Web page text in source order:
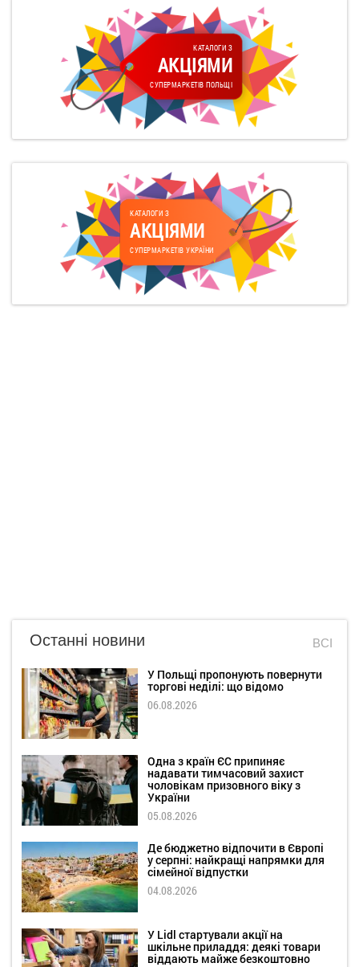
КАТАЛОГИ З
АКЦІЯМИ
СУПЕРМАРКЕТІВ ПОЛЬЩІ
КАТАЛОГИ З
АКЦІЯМИ
СУПЕРМАРКЕТІВ УКРАЇНИ
Останні новини ВСІ
У Польщі пропонують повернути
торгові неділі: що відомо
06.08.2026
Одна з країн ЄС припиняє
надавати тимчасовий захист
чоловікам призовного віку з
України
05.08.2026
Де бюджетно відпочити в Європі
у серпні: найкращі напрямки для
сімейної відпустки
04.08.2026
У Lidl стартували акції на
шкільне приладдя: деякі товари
віддають майже безкоштовно